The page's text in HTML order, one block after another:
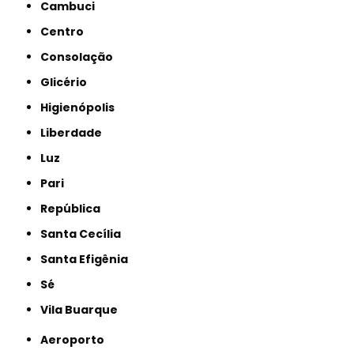
Cambuci
Centro
Consolação
Glicério
Higienópolis
Liberdade
Luz
Pari
República
Santa Cecília
Santa Efigênia
Sé
Vila Buarque
Aeroporto